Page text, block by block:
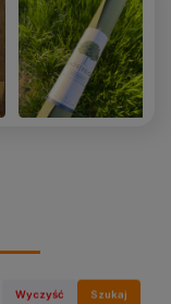
Wyczyść Szukaj